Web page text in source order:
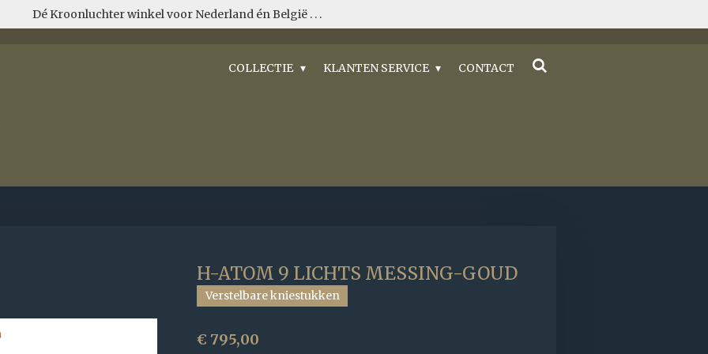
Dé Kroonluchter winkel voor Nederland én België . . .
COLLECTIE KLANTEN SERVICE CONTACT
H-ATOM 9 LICHTS MESSING-GOUD
Verstelbare kniestukken
€ 795,00